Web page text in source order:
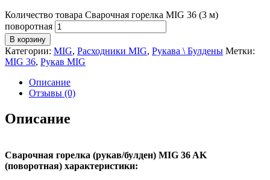
Количество товара Сварочная горелка MIG 36 (3 м)
поворотная
В корзину
Категории: MIG, Расходники MIG, Рукава \ Булдены Метки:
MIG 36, Рукав MIG
Описание
Отзывы (0)
Описание
Сварочная горелка (рукав/булден) MIG 36 AK
(поворотная) характеристики: